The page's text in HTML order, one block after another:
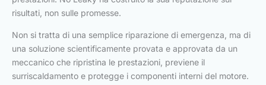
risultati, non sulle promesse.
Non si tratta di una semplice riparazione di emergenza, ma di
una soluzione scientificamente provata e approvata da un
meccanico che ripristina le prestazioni, previene il
surriscaldamento e protegge i componenti interni del motore.